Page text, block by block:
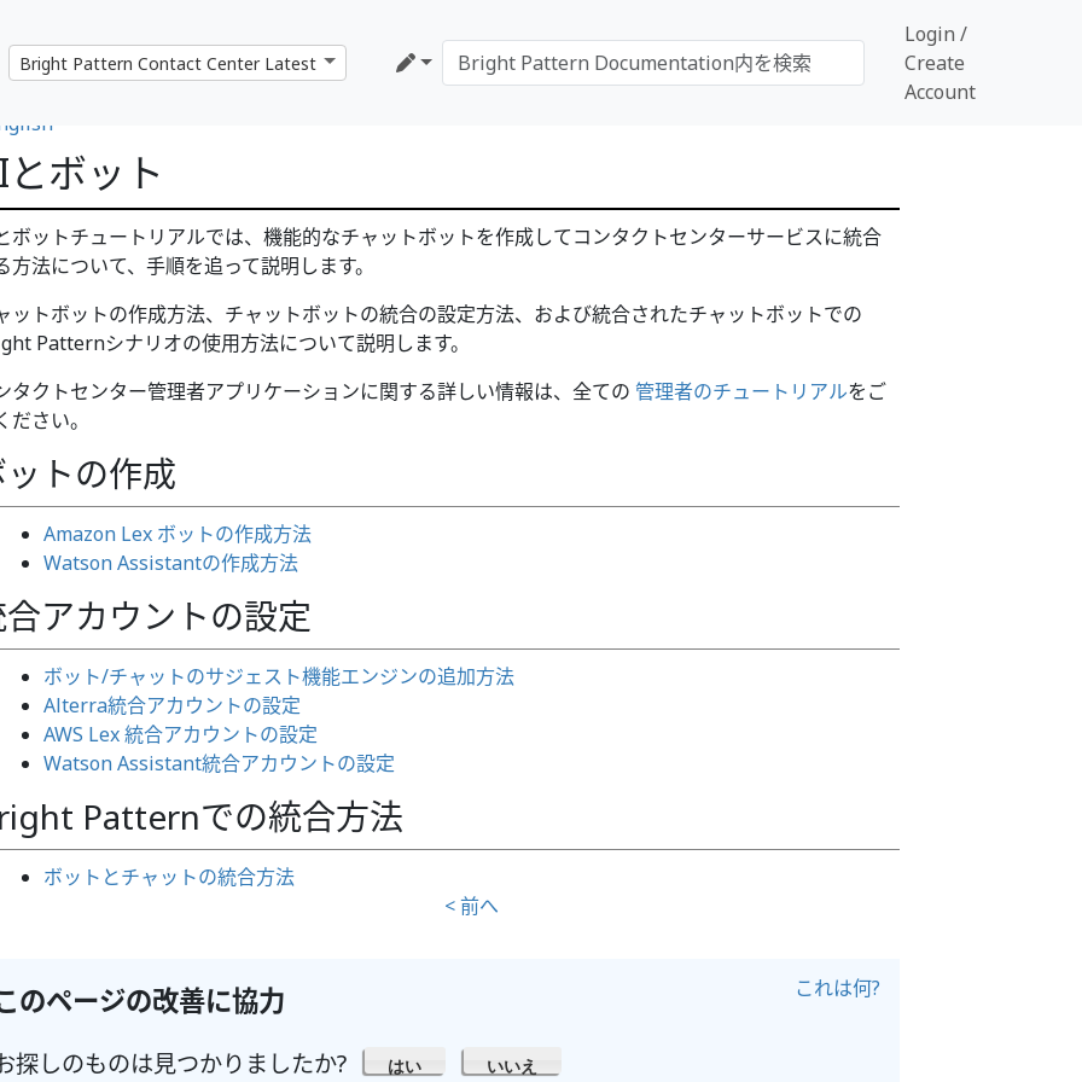
Login /
Create
Account
ボット
ボットチュートリアルでは、機能的なチャットボットを作成してコンタクトセンターサービスに統合
方法について、手順を追って説明します。
ットボットの作成方法、チャットボットの統合の設定方法、および統合されたチャットボットでの
Patternシナリオの使用方法について説明します。
タクトセンター管理者アプリケーションに関する詳しい情報は、全ての 管理者のチュートリアルをご
ださい。
トの作成
Amazon Lex ボットの作成方法
Watson Assistantの作成方法
アカウントの設定
ボット/チャットのサジェスト機能エンジンの追加方法
Alterra統合アカウントの設定
AWS Lex 統合アカウントの設定
Watson Assistant統合アカウントの設定
Patternでの統合方法
ボットとチャットの統合方法
< 前へ
のページの改善に協力 これは何?
探しのものは見つかりましたか? はい いいえ